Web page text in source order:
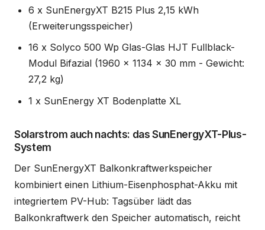
6 x SunEnergyXT B215 Plus 2,15 kWh
(Erweiterungsspeicher)
16 x Solyco 500 Wp Glas-Glas HJT Fullblack-
Modul Bifazial (1960 x 1134 x 30 mm - Gewicht:
27,2 kg)
1 x SunEnergy XT Bodenplatte XL
Solarstrom auch nachts: das SunEnergyXT-Plus-
System
Der SunEnergyXT Balkonkraftwerkspeicher
kombiniert einen Lithium-Eisenphosphat-Akku mit
integriertem PV-Hub: Tagsüber lädt das
Balkonkraftwerk den Speicher automatisch, reicht